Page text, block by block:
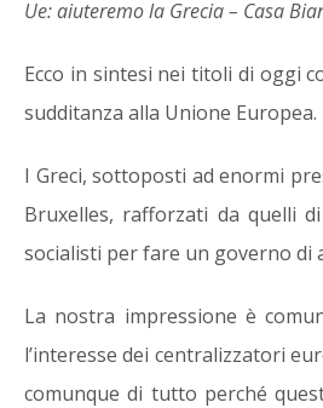
Ue: aiuteremo la Grecia – Casa
Ecco in sintesi nei titoli di oggi
sudditanza alla Unione Europea.
I Greci, sottoposti ad enormi
Bruxelles, rafforzati da quelli
socialisti per fare un governo di
La nostra impressione è
l’interesse dei centralizzatori
comunque di tutto perché